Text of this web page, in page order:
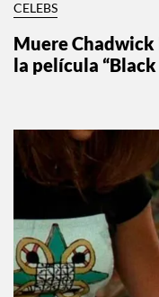
CELEBS
Muere
la película